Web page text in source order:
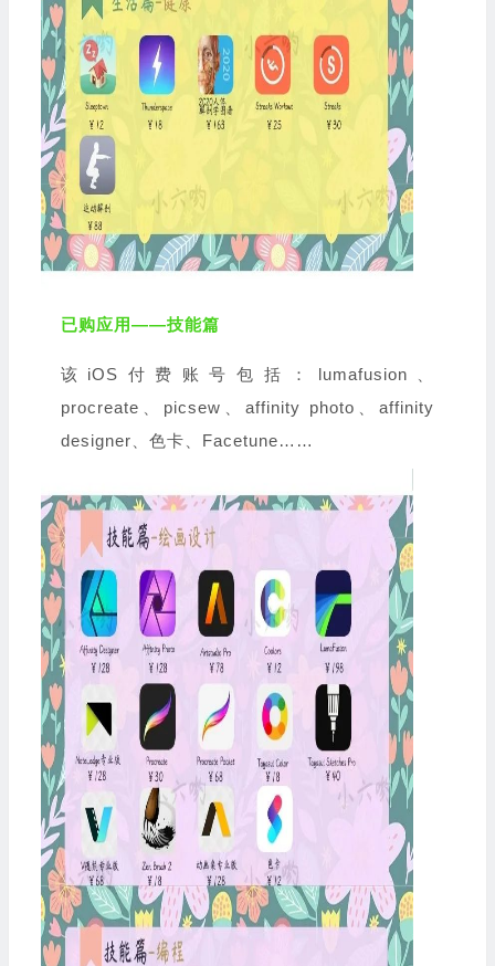
已购应用——技能篇
该iOS付费账号包括：lumafusion、
procreate、picsew、affinity photo、affinity
designer、色卡、Facetune……